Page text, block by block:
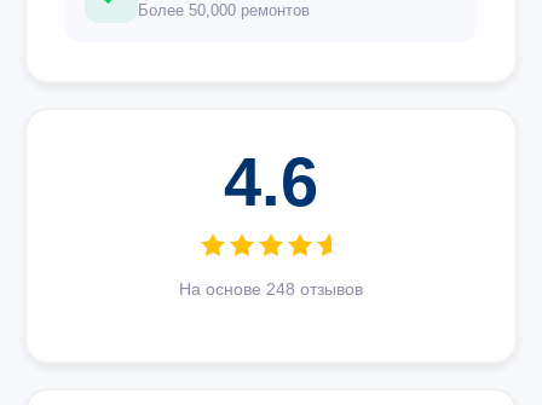
Более 50,000 ремонтов
4.6
На основе 248 отзывов